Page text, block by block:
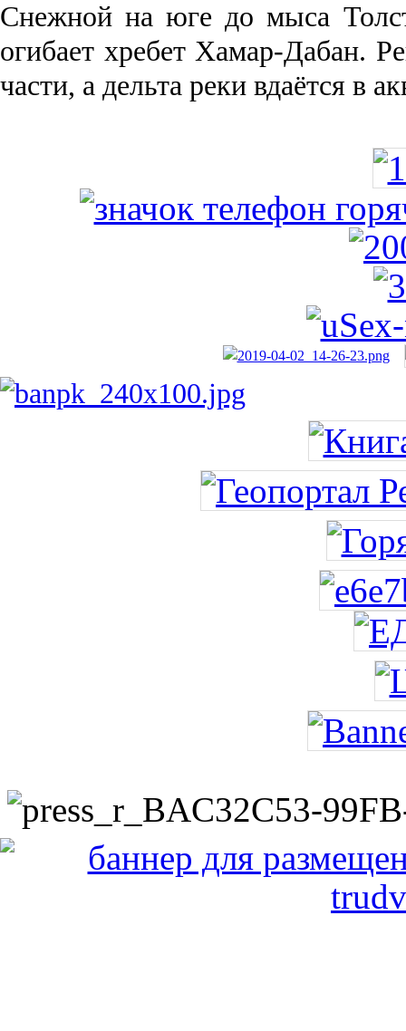
Снежной на юге до мыса
огибает хребет Хамар-Дабан.
части, а дельта реки вда­ётся в